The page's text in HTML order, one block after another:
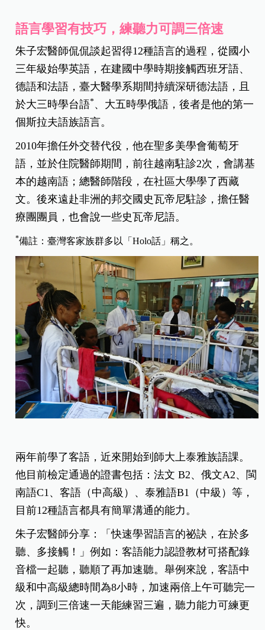
語言學習有技巧，練聽力可調三倍速
朱子宏醫師侃侃談起習得12種語言的過程，從國小
三年級始學英語，在建國中學時期接觸西班牙語、
德語和法語，臺大醫學系期間持續深研德法語，且
於大三時學台語*、大五時學俄語，後者是他的第一
個斯拉夫語族語言。
2010年擔任外交替代役，他在聖多美學會葡萄牙
語，並於住院醫師期間，前往越南駐診2次，會講基
本的越南語；總醫師階段，在社區大學學了西藏
文。後來遠赴非洲的邦交國史瓦帝尼駐診，擔任醫
療團團員，也會說一些史瓦帝尼語。
*備註：臺灣客家族群多以「Holo話」稱之。
兩年前學了客語，近來開始到師大上泰雅族語課。
他目前檢定通過的證書包括：法文 B2、俄文A2、閩
南語C1、客語（中高級）、泰雅語B1（中級）等，
目前12種語言都具有簡單溝通的能力。
朱子宏醫師分享：「快速學習語言的祕訣，在於多
聽、多接觸！」例如：客語能力認證教材可搭配錄
音檔一起聽，聽順了再加速聽。舉例來說，客語中
級和中高級總時間為8小時，加速兩倍上午可聽完一
次，調到三倍速一天能練習三遍，聽力能力可練更
快。